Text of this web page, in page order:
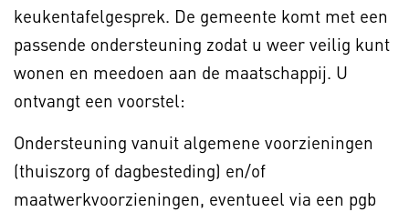
keukentafelgesprek. De gemeente komt met een
passende ondersteuning zodat u weer veilig kunt
wonen en meedoen aan de maatschappij. U
ontvangt een voorstel:
Ondersteuning vanuit algemene voorzieningen
(thuiszorg of dagbesteding) en/of
maatwerkvoorzieningen, eventueel via een pgb